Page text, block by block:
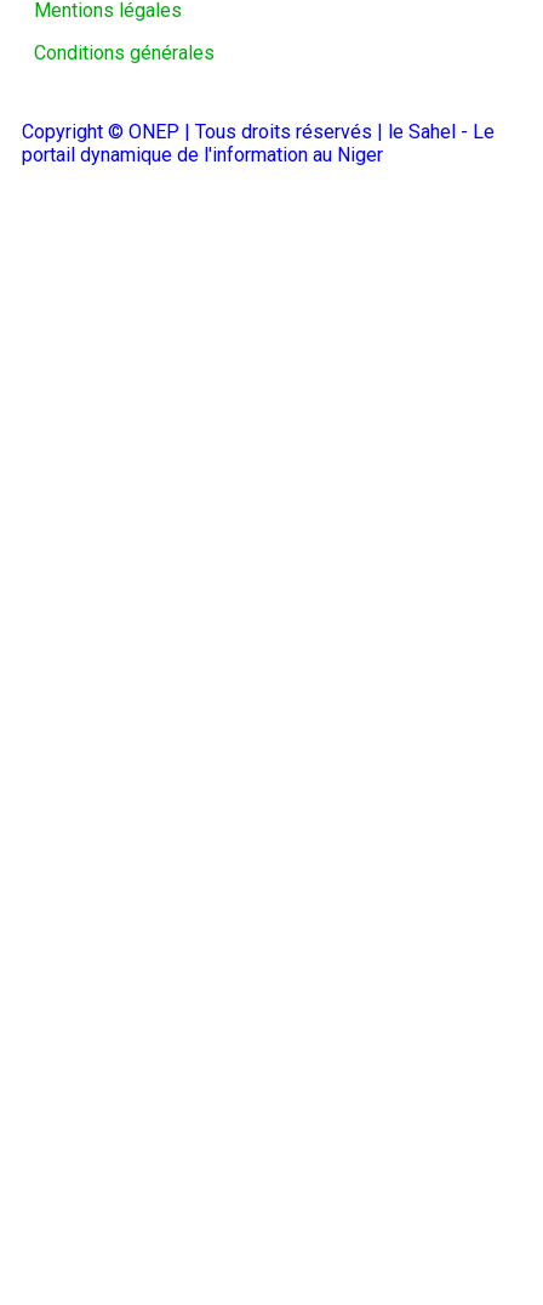
Mentions légales
Conditions générales
Copyright © ONEP | Tous droits réservés | le Sahel - Le
portail dynamique de l'information au Niger